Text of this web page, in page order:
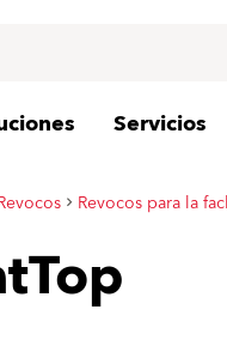
Servicios
Revocos para la